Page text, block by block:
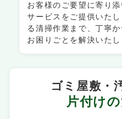
お客様のご要望に寄り
サービスをご提供いた
る清掃作業まで、丁寧か
お困りごとを解決いたし
ゴミ屋敷・
片付け